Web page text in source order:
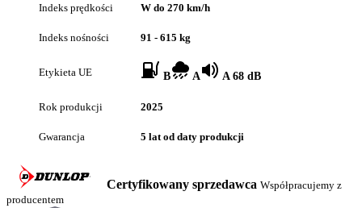
Indeks prędkości W do 270 km/h
Indeks nośności 91 - 615 kg
Etykieta UE B A A 68 dB
Rok produkcji 2025
Gwarancja 5 lat od daty produkcji
Certyfikowany sprzedawca Współpracujemy z
producentem